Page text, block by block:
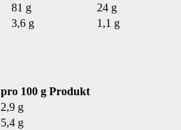
81 g
24 g
3,6 g
1,1 g
pro 100 g Produkt
2,9 g
5,4 g